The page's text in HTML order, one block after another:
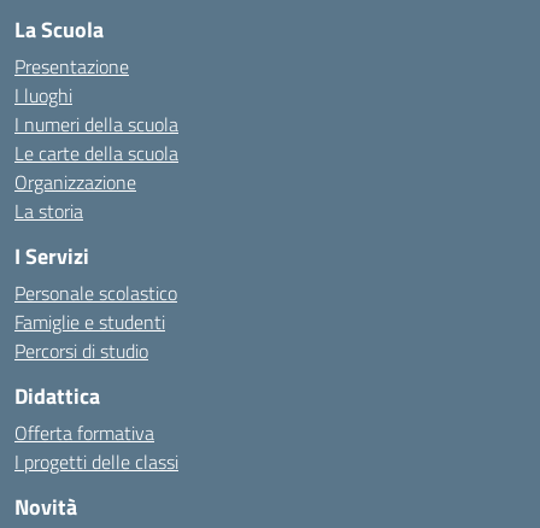
La Scuola
Presentazione
I luoghi
I numeri della scuola
Le carte della scuola
Organizzazione
La storia
I Servizi
Personale scolastico
Famiglie e studenti
Percorsi di studio
Didattica
Offerta formativa
I progetti delle classi
Novità